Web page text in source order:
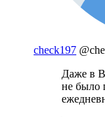
check197
Даже в
не было